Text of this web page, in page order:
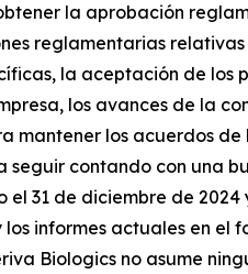
la aprobación
reglamentarias
la aceptación de
los avances de la
mantener los acuerdos
contando con una
31 de diciembre de 2024
los informes actuales en
Biologics no asume